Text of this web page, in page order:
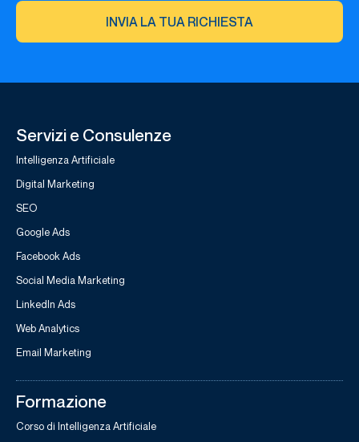
INVIA LA TUA RICHIESTA
Servizi e Consulenze
Intelligenza Artificiale
Digital Marketing
SEO
Google Ads
Facebook Ads
Social Media Marketing
LinkedIn Ads
Web Analytics
Email Marketing
Formazione
Corso di Intelligenza Artificiale